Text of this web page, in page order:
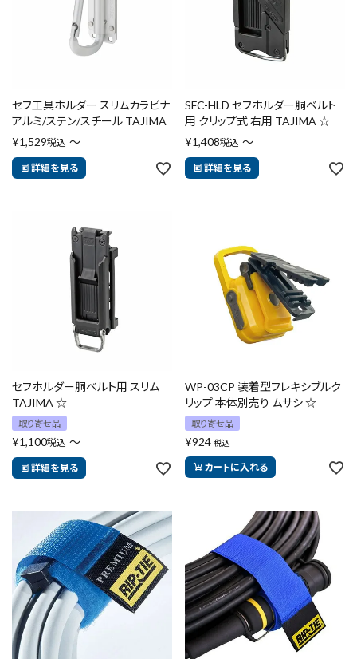
close
キーワードから探す
セフ工具ホルダー スリムカラビナ
アルミ/ステン/スチール TAJIMA
¥1,529税込 〜
詳細を見る
SFC-HLD セフホルダー胴ベルト
用 クリップ式 右用 TAJIMA ☆
¥1,408税込 〜
詳細を見る
セフホルダー胴ベルト用 スリム
TAJIMA ☆
取り寄せ品
¥1,100税込 〜
詳細を見る
WP-03CP 装着型フレキシブルク
リップ 本体別売り ムサシ ☆
取り寄せ品
¥924 税込
カートに入れる